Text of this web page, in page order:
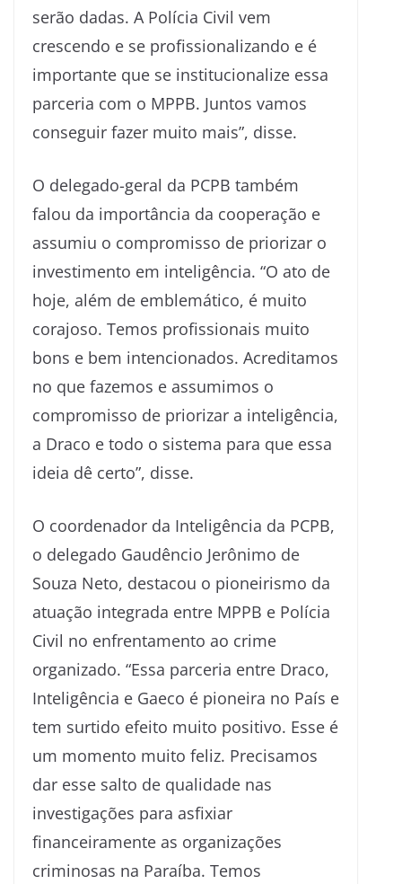
serão dadas. A Polícia Civil vem
crescendo e se profissionalizando e é
importante que se institucionalize essa
parceria com o MPPB. Juntos vamos
conseguir fazer muito mais”, disse.
O delegado-geral da PCPB também
falou da importância da cooperação e
assumiu o compromisso de priorizar o
investimento em inteligência. “O ato de
hoje, além de emblemático, é muito
corajoso. Temos profissionais muito
bons e bem intencionados. Acreditamos
no que fazemos e assumimos o
compromisso de priorizar a inteligência,
a Draco e todo o sistema para que essa
ideia dê certo”, disse.
O coordenador da Inteligência da PCPB,
o delegado Gaudêncio Jerônimo de
Souza Neto, destacou o pioneirismo da
atuação integrada entre MPPB e Polícia
Civil no enfrentamento ao crime
organizado. “Essa parceria entre Draco,
Inteligência e Gaeco é pioneira no País e
tem surtido efeito muito positivo. Esse é
um momento muito feliz. Precisamos
dar esse salto de qualidade nas
investigações para asfixiar
financeiramente as organizações
criminosas na Paraíba. Temos